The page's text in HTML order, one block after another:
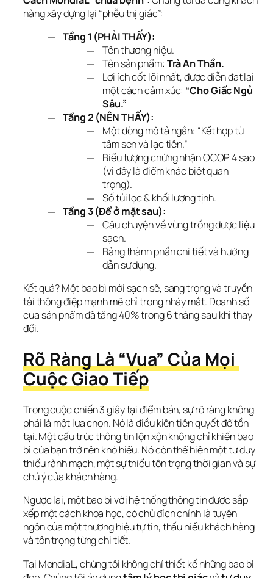
hàng xây dựng lại “phễu thị giác”:
Tầng 1 (PHẢI THẤY):
Tên thương hiệu.
Tên sản phẩm: Trà An Thần.
Lợi ích cốt lõi nhất, được diễn đạt lại
một cách cảm xúc: “Cho Giấc Ngủ
Sâu.”
Tầng 2 (NÊN THẤY):
Một dòng mô tả ngắn: “Kết hợp từ
tâm sen và lạc tiên.”
Biểu tượng chứng nhận OCOP 4 sao
(vì đây là điểm khác biệt quan
trọng).
Số túi lọc & khối lượng tịnh.
Tầng 3 (Để ở mặt sau):
Câu chuyện về vùng trồng dược liệu
sạch.
Bảng thành phần chi tiết và hướng
dẫn sử dụng.
Kết quả? Một bao bì mới sạch sẽ, sang trọng và truyền
tải thông điệp mạnh mẽ chỉ trong nháy mắt. Doanh số
của sản phẩm đã tăng 40% trong 6 tháng sau khi thay
đổi.
Rõ Ràng Là “Vua” Của Mọi
Cuộc Giao Tiếp
Trong cuộc chiến 3 giây tại điểm bán, sự rõ ràng không
phải là một lựa chọn. Nó là điều kiện tiên quyết để tồn
tại. Một cấu trúc thông tin lộn xộn không chỉ khiến bao
bì của bạn trở nên khó hiểu. Nó còn thể hiện một tư duy
thiếu rành mạch, một sự thiếu tôn trọng thời gian và sự
chú ý của khách hàng.
Ngược lại, một bao bì với hệ thống thông tin được sắp
xếp một cách khoa học, có chủ đích chính là tuyên
ngôn của một thương hiệu tự tin, thấu hiểu khách hàng
và tôn trọng từng chi tiết.
Tại MondiaL, chúng tôi không chỉ thiết kế những bao bì